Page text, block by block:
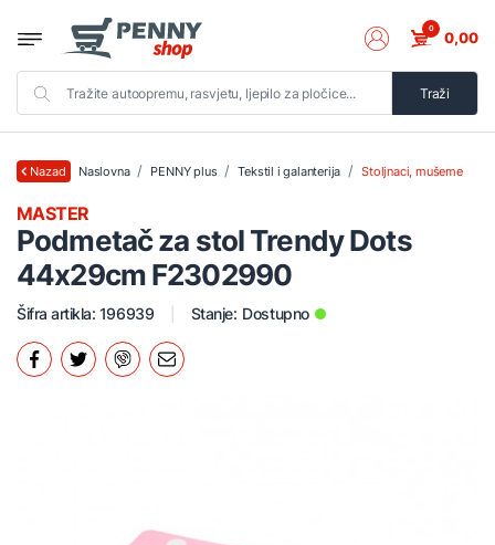
Traži
0 0,00
Nazad Naslovna PENNY plus Tekstil i galanterija Stoljnaci, mušeme
Podmetač za stol Trendy Dots
44x29cm F2302990
MASTER
Šifra artikla: 196939 Stanje: Dostupno